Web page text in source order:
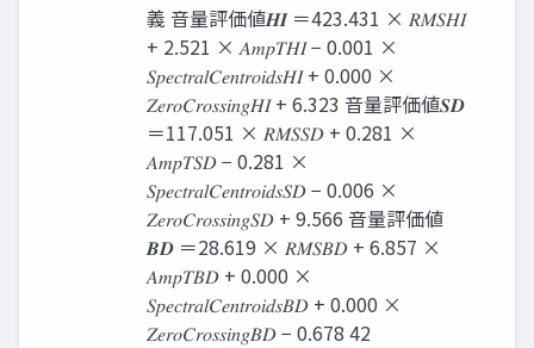
義 音量評価値𝑯𝑰 ＝423.431 × 𝑅𝑀𝑆𝐻𝐼
+ 2.521 × 𝐴𝑚𝑝𝑇𝐻𝐼 − 0.001 ×
𝑆𝑝𝑒𝑐𝑡𝑟𝑎𝑙𝐶𝑒𝑛𝑡𝑟𝑜𝑖𝑑𝑠𝐻𝐼 + 0.000 ×
𝑍𝑒𝑟𝑜𝐶𝑟𝑜𝑠𝑠𝑖𝑛𝑔𝐻𝐼 + 6.323 音量評価値𝑺𝑫
＝117.051 × 𝑅𝑀𝑆𝑆𝐷 + 0.281 ×
𝐴𝑚𝑝𝑇𝑆𝐷 − 0.281 ×
𝑆𝑝𝑒𝑐𝑡𝑟𝑎𝑙𝐶𝑒𝑛𝑡𝑟𝑜𝑖𝑑𝑠𝑆𝐷 − 0.006 ×
𝑍𝑒𝑟𝑜𝐶𝑟𝑜𝑠𝑠𝑖𝑛𝑔𝑆𝐷 + 9.566 音量評価値
𝑩𝑫 ＝28.619 × 𝑅𝑀𝑆𝐵𝐷 + 6.857 ×
𝐴𝑚𝑝𝑇𝐵𝐷 + 0.000 ×
𝑆𝑝𝑒𝑐𝑡𝑟𝑎𝑙𝐶𝑒𝑛𝑡𝑟𝑜𝑖𝑑𝑠𝐵𝐷 + 0.000 ×
𝑍𝑒𝑟𝑜𝐶𝑟𝑜𝑠𝑠𝑖𝑛𝑔𝐵𝐷 − 0.678 42